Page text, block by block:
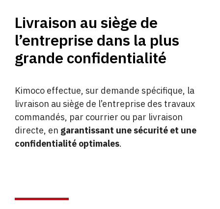
Livraison au siège de
l’entreprise dans la plus
grande confidentialité
Kimoco effectue, sur demande spécifique, la
livraison au siège de l’entreprise des travaux
commandés, par courrier ou par livraison
directe, en garantissant une sécurité et une
confidentialité optimales.